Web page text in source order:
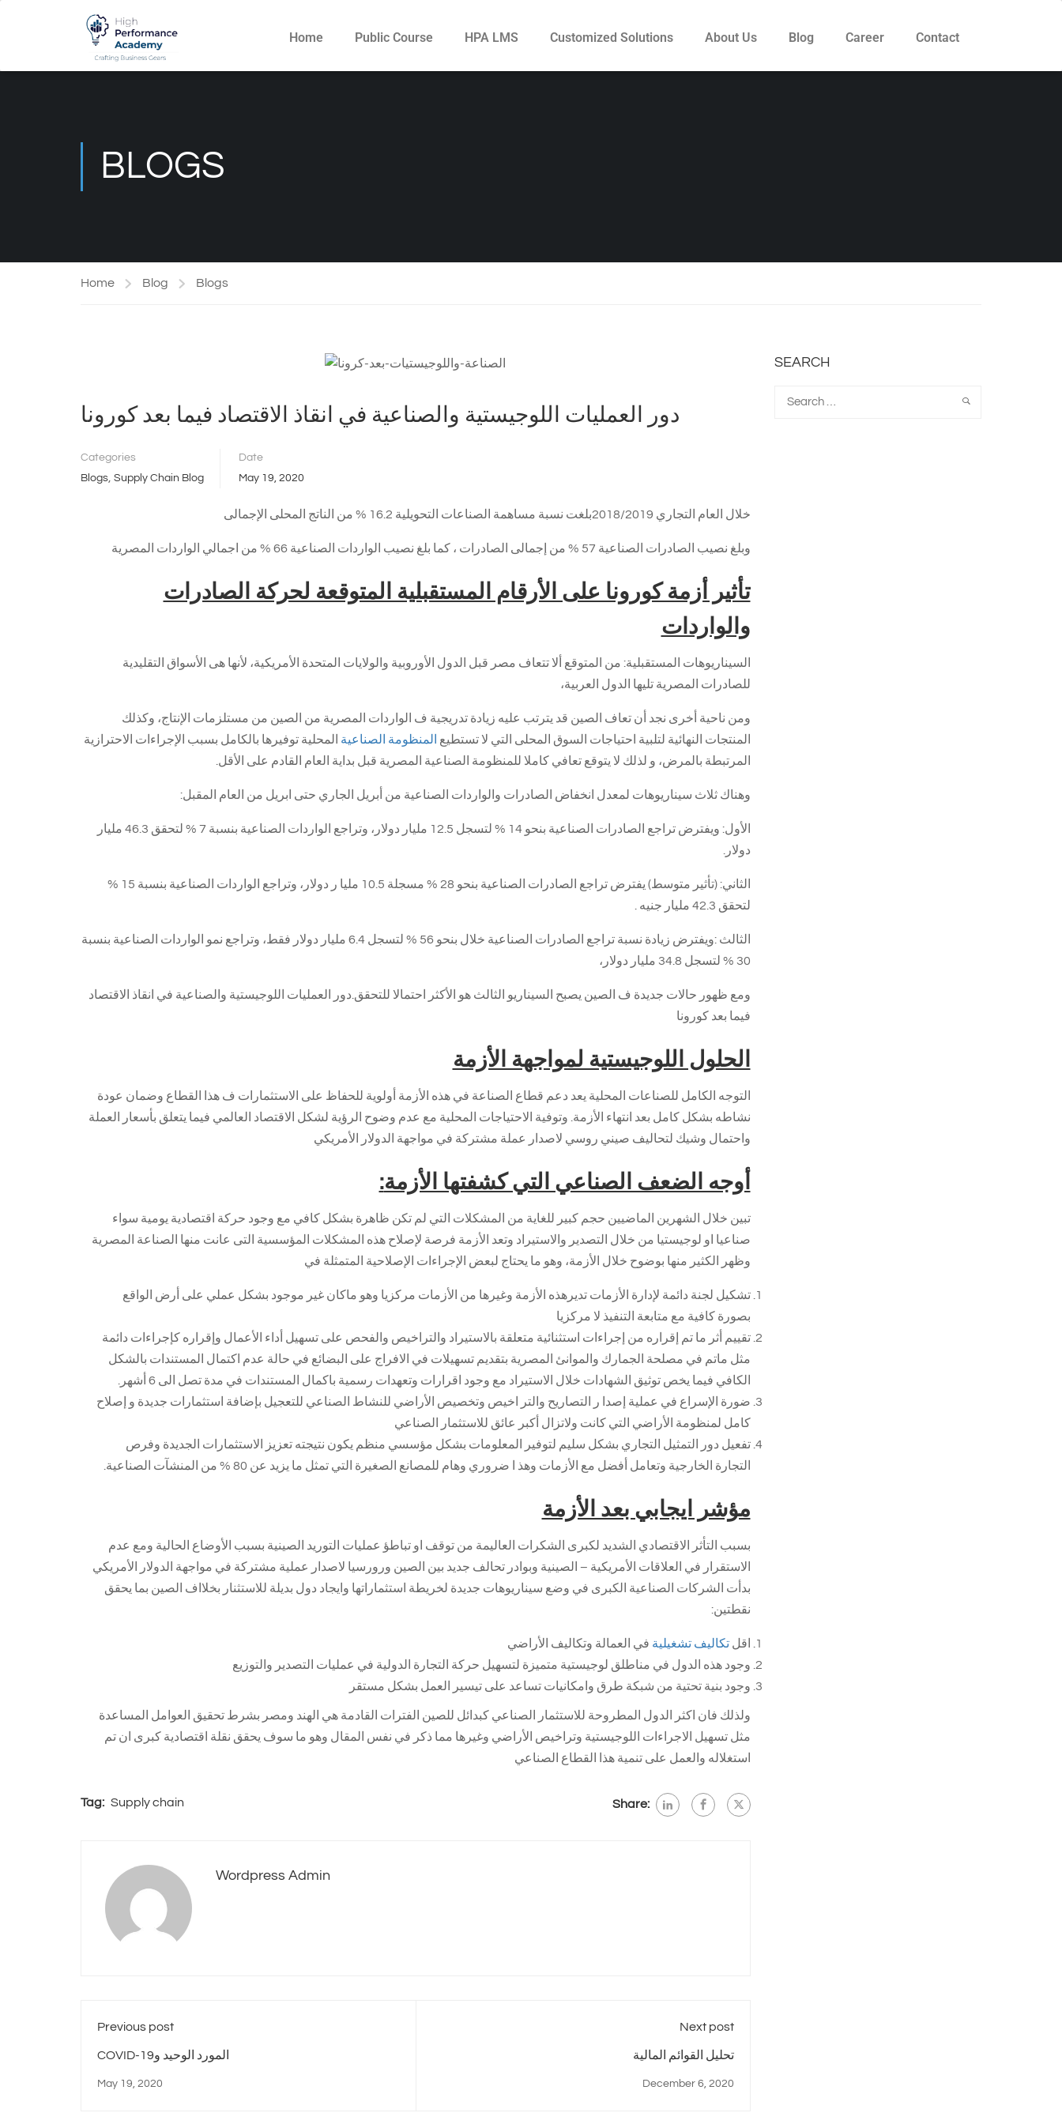
Home Public Course HPA LMS Customized Solutions About Us Blog Career Contact
BLOGS
Home Blog Blogs
دور العمليات اللوجيستية والصناعية في انقاذ الاقتصاد فيما بعد كورونا
Categories
Blogs Supply Chain Blog
Date
May 19, 2020
خلال العام التجاري 2018/2019بلغت نسبة مساهمة الصناعات التحويلية 16.2 % من الناتج المحلى الإجمالى
وبلغ نصيب الصادرات الصناعية 57 % من إجمالى الصادرات ، كما بلغ نصيب الواردات الصناعية 66 % من اجمالي الواردات المصرية
تأثير أزمة كورونا على الأرقام المستقبلية المتوقعة لحركة الصادرات
والواردات
السيناريوهات المستقبلية: من المتوقع ألا تتعاف مصر قبل الدول الأوروبية والولايات المتحدة الأمريكية، لأنها هى الأسواق التقليدية
للصادرات المصرية تليها الدول العربية،
ومن ناحية أخرى نجد أن تعاف الصين قد يترتب عليه زيادة تدريجية ف الواردات المصرية من الصين من مستلزمات الإنتاج، وكذلك
المنتجات النهائية لتلبية احتياجات السوق المحلى التي لا تستطيع المنظومة الصناعية المحلية توفيرها بالكامل بسبب الإجراءات الاحترازية
المرتبطة بالمرض، و لذلك لا يتوقع تعافي كاملا للمنظومة الصناعية المصرية قبل بداية العام القادم على الأقل.
وهناك ثلاث سيناريوهات لمعدل انخفاض الصادرات والواردات الصناعية من أبريل الجاري حتى ابريل من العام المقبل:
الأول: ويفترض تراجع الصادرات الصناعية بنحو 14 % لتسجل 12.5 مليار دولار، وتراجع الواردات الصناعية بنسبة 7 % لتحقق 46.3 مليار
دولار.
الثاني: (تأثير متوسط) يفترض تراجع الصادرات الصناعية بنحو 28 % مسجلة 10.5 مليا ر دولار، وتراجع الواردات الصناعية بنسبة 15 %
لتحقق 42.3 مليار جنيه .
الثالث :ويفترض زيادة نسبة تراجع الصادرات الصناعية خلال بنحو 56 % لتسجل 6.4 مليار دولار فقط، وتراجع نمو الواردات الصناعية بنسبة
30 % لتسجل 34.8 مليار دولار،
ومع ظهور حالات جديدة ف الصين يصبح السيناريو الثالث هو الأكثر احتمالا للتحقق.دور العمليات اللوجيستية والصناعية في انقاذ الاقتصاد
فيما بعد كورونا
الحلول اللوجيستية لمواجهة الأزمة
التوجه الكامل للصناعات المحلية يعد دعم قطاع الصناعة في هذه الأزمة أولوية للحفاظ على الاستثمارات ف هذا القطاع وضمان عودة
نشاطه بشكل كامل بعد انتهاء الأزمة. وتوفية الاحتياجات المحلية مع عدم وضوح الرؤية لشكل الاقتصاد العالمي فيما يتعلق بأسعار العملة
واحتمال وشيك لتحاليف صيني روسي لاصدار عملة مشتركة في مواجهة الدولار الأمريكي
أوجه الضعف الصناعي التي كشفتها الأزمة:
تبين خلال الشهرين الماضيين حجم كبير للغاية من المشكلات التي لم تكن ظاهرة بشكل كافي مع وجود حركة اقتصادية يومية سواء
صناعيا او لوجيستيا من خلال التصدير والاستيراد وتعد الأزمة فرصة لإصلاح هذه المشكلات المؤسسية التى عانت منها الصناعة المصرية
وظهر الكثير منها بوضوح خلال الأزمة، وهو ما يحتاج لبعض الإجراءات الإصلاحية المتمثلة في
تشكيل لجنة دائمة لإدارة الأزمات تديرهذه الأزمة وغيرها من الأزمات مركزيا وهو ماكان غير موجود بشكل عملي على أرض الواقع
بصورة كافية مع متابعة التنفيذ لا مركزيا
تقييم أثر ما تم إقراره من إجراءات استثنائية متعلقة بالاستيراد والتراخيص والفحص على تسهيل أداء الأعمال وإقراره كإجراءات دائمة
مثل ماتم في مصلحة الجمارك والموانئ المصرية بتقديم تسهيلات في الافراج على البضائع في حالة عدم اكتمال المستندات بالشكل
الكافي فيما يخص توثيق الشهادات خلال الاستيراد مع وجود اقرارات وتعهدات رسمية باكمال المستندات في مدة تصل الى 6 أشهر.
ضورة الإسراع في عملية إصدا ر التصاريح والتر اخيص وتخصيص الأراضي للنشاط الصناعي للتعجيل بإضافة استثمارات جديدة و إصلاح
كامل لمنظومة الأراضي التي كانت ولاتزال أكبر عائق للاستثمار الصناعي
تفعيل دور التمثيل التجاري بشكل سليم لتوفير المعلومات بشكل مؤسسي منظم يكون نتيجته تعزيز الاستثمارات الجديدة وفرص
التجارة الخارجية وتعامل أفضل مع الأزمات وهذ ا ضروري وهام للمصانع الصغيرة التي تمثل ما يزيد عن 80 % من المنشآت الصناعية.
مؤشر ايجابي بعد الأزمة
بسبب التأثر الاقتصادي الشديد لكبرى الشكرات العاليمة من توقف او تباطؤ عمليات التوريد الصينية بسبب الأوضاع الحالية ومع عدم
الاستقرار في العلاقات الأمريكية – الصينية وبوادر تحالف جديد بين الصين ورورسيا لاصدار عملية مشتركة في مواجهة الدولار الأمريكي
بدأت الشركات الصناعية الكبرى في وضع سيناريوهات جديدة لخريطة استثماراتها وايجاد دول بديلة للاستثنار بخلااف الصين بما يحقق
نقطتين:
اقلتكاليف تشغيلية في العمالة وتكاليف الأراضي
وجود هذه الدول في مناطلق لوجيستية متميزة لتسهيل حركة التجارة الدولية في عمليات التصدير والتوزيع
وجود بنية تحتية من شبكة طرق وامكانيات تساعد على تيسير العمل بشكل مستقر
ولذلك فان اكثر الدول المطروحة للاستثمار الصناعي كبدائل للصين الفترات القادمة هي الهند ومصر بشرط تحقيق العوامل المساعدة
مثل تسهيل الاجراءات اللوجيستية وتراخيص الأراضي وغيرها مما ذكر في نفس المقال وهو ما سوف يحقق نقلة اقتصادية كبرى ان تم
استغلاله والعمل على تنمية هذا القطاع الصناعي
Tag: Supply chain Share:
Wordpress Admin
Previous post
COVID-19المورد الوحيد و
May 19, 2020
Next post
تحليل القوائم المالية
December 6, 2020
SEARCH